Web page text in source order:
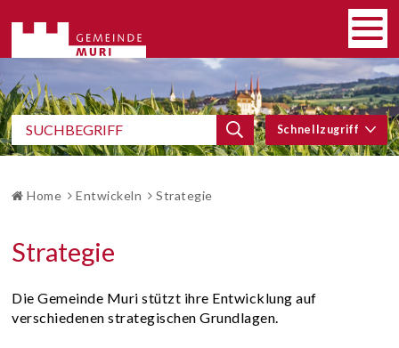
Navigieren in Gemeinde Muri
Suchbegriff
Suche starten
SCHNELLZUGRIFF
Schnellzugriff
BROTKRUMENNAVIGATION
Home Entwickeln Strategie
Strategie
Die Gemeinde Muri stützt ihre Entwicklung auf
verschiedenen strategischen Grundlagen.